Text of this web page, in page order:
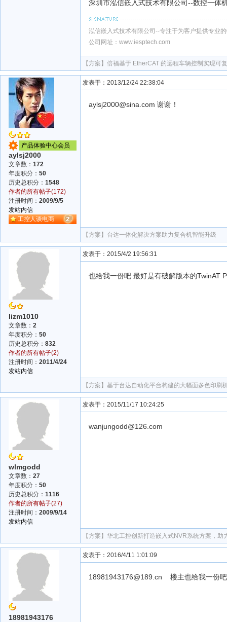
深圳市泓信嵌入式技术有限公司--数控一体
泓信嵌入式技术有限公司--专注于为客户提供专业
公司网址：www.iesptech.com
【方案】 倍福基于 EtherCAT 的远程车辆控制实现可
产品体验中心会员
aylsj2000
文章数： 172
年度积分： 50
历史总积分： 1548
作者的所有帖子(172)
注册时间： 2009/9/5
发站内信
工控人谈电商
发表于：2013/12/24 22:38:04
aylsj2000@sina.com 谢谢！
【方案】 台达一体化解决方案助力复合机智能升级
lizm1010
文章数： 2
年度积分： 50
历史总积分： 832
作者的所有帖子(2)
注册时间： 2011/4/24
发站内信
发表于：2015/4/2 19:56:31
也给我一份吧 最好是有破解版本的TwinAT
【方案】 基于台达自动化平台构建的大幅面多色印刷
wlmgodd
文章数： 27
年度积分： 50
历史总积分： 1116
作者的所有帖子(27)
注册时间： 2009/9/14
发站内信
发表于：2015/11/17 10:24:25
wanjungodd@126.com
【方案】 华北工控创新打造嵌入式NVR系统方案，助
18981943176
发表于：2016/4/11 1:01:09
18981943176@189.cn 楼主也给我一份